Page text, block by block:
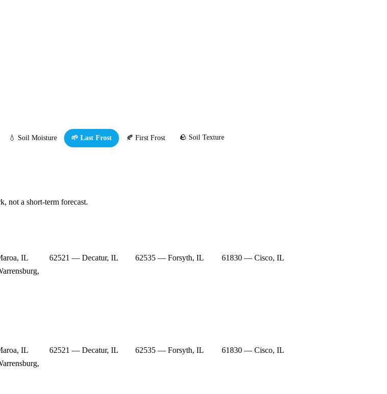
💧 Soil Moisture 🌱 Last Frost 🍂 First Frost 🪨 Soil Texture
not a short-term forecast.
IL 62521 — Decatur, IL 62535 — Forsyth, IL
61830 — Cisco, IL
IL 62521 — Decatur, IL 62535 — Forsyth, IL
61830 — Cisco, IL